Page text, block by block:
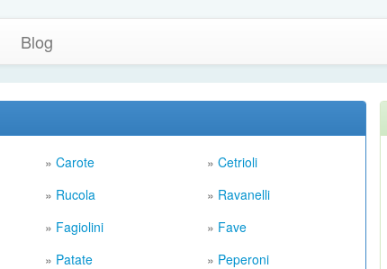
Blog
» Carote » Cetrioli
» Rucola » Ravanelli
» Fagiolini » Fave
» Patate » Peperoni